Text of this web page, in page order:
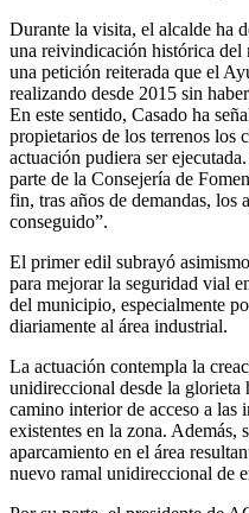
Durante la visita, el alcalde ha
una reivindicación histórica del
una petición reiterada que el
realizando desde 2015 sin
En este sentido, Casado ha
propietarios de los terrenos los
actuación pudiera ser
parte de la Consejería de
fin, tras años de demandas, los
conseguido”.
El primer edil subrayó
para mejorar la seguridad vial
del municipio, especialmente
diariamente al área industrial.
La actuación contempla la
unidireccional desde la
camino interior de acceso a las
existentes en la zona. Además,
aparcamiento en el área
nuevo ramal unidireccional de